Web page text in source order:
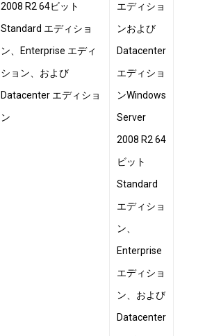
2008 R2 64ビット
Standard エディショ
ン、Enterprise エディ
ション、および
Datacenter エディショ
ン
エディショ
ンおよび
Datacenter
エディショ
ンWindows
Server
2008 R2 64
ビット
Standard
エディショ
ン、
Enterprise
エディショ
ン、および
Datacenter